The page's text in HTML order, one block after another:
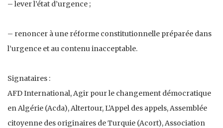
– lever l’état d’urgence ;
– renoncer à une réforme constitutionnelle préparée dans
l’urgence et au contenu inacceptable.
Signataires :
AFD International, Agir pour le changement démocratique
en Algérie (Acda), Altertour, L’Appel des appels, Assemblée
citoyenne des originaires de Turquie (Acort), Association